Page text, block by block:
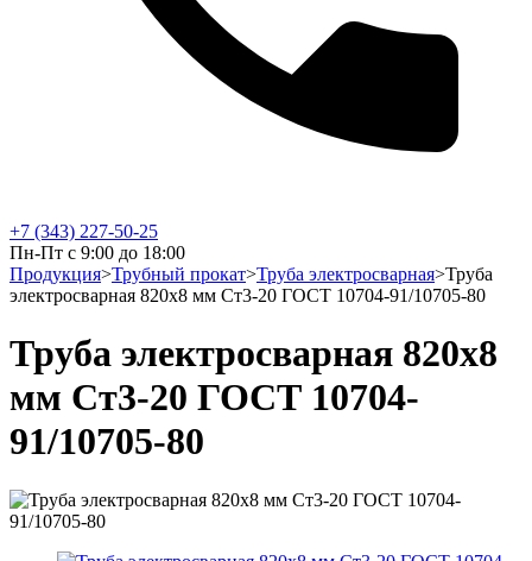
+7 (343) 227-50-25
Пн-Пт с 9:00 до 18:00
Продукция>Трубный прокат>Труба электросварная>Труба
электросварная 820х8 мм Ст3-20 ГОСТ 10704-91/10705-80
Труба электросварная 820х8
мм Ст3-20 ГОСТ 10704-
91/10705-80